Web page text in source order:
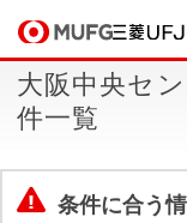
買いたい
売りたい
大阪中央セ
件一覧
条件に合う